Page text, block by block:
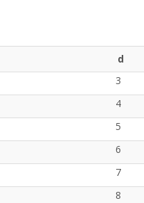
d
3
4
5
6
7
8